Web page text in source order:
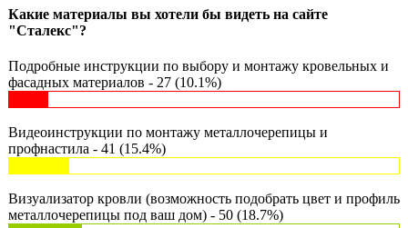
Какие материалы вы хотели бы видеть на сайте
"Сталекс"?
Подробные инструкции по выбору и монтажу кровельных и
фасадных материалов - 27 (10.1%)
Видеоинструкции по монтажу металлочерепицы и
профнастила - 41 (15.4%)
Визуализатор кровли (возможность подобрать цвет и профиль
металлочерепицы под ваш дом) - 50 (18.7%)